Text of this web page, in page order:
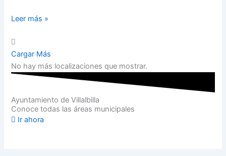
Leer más »
Cargar Más
No hay más localizaciones que mostrar.
Ayuntamiento de Villalbilla
Conoce todas las áreas municipales
Ir ahora